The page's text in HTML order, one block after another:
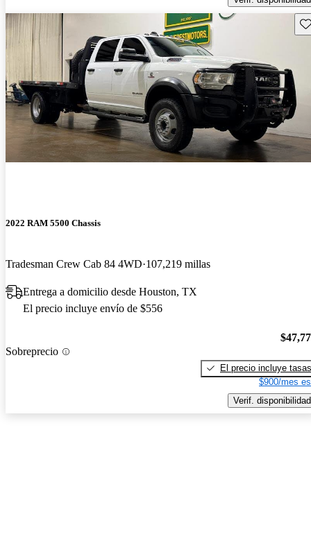
2022 RAM 5500 Chassis
Tradesman Crew Cab 84 4WD 107,219 millas
Entrega a domicilio desde Houston, TX
El precio incluye envío de $556
Sobreprecio
El precio incluye tasas
$900/mes
Verif. disponibilidad